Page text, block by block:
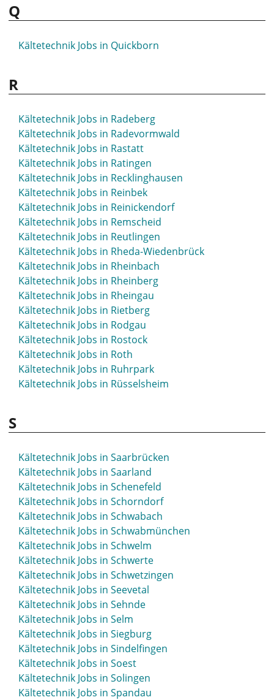
Q
Kältetechnik Jobs in Quickborn
R
Kältetechnik Jobs in Radeberg
Kältetechnik Jobs in Radevormwald
Kältetechnik Jobs in Rastatt
Kältetechnik Jobs in Ratingen
Kältetechnik Jobs in Recklinghausen
Kältetechnik Jobs in Reinbek
Kältetechnik Jobs in Reinickendorf
Kältetechnik Jobs in Remscheid
Kältetechnik Jobs in Reutlingen
Kältetechnik Jobs in Rheda-Wiedenbrück
Kältetechnik Jobs in Rheinbach
Kältetechnik Jobs in Rheinberg
Kältetechnik Jobs in Rheingau
Kältetechnik Jobs in Rietberg
Kältetechnik Jobs in Rodgau
Kältetechnik Jobs in Rostock
Kältetechnik Jobs in Roth
Kältetechnik Jobs in Ruhrpark
Kältetechnik Jobs in Rüsselsheim
S
Kältetechnik Jobs in Saarbrücken
Kältetechnik Jobs in Saarland
Kältetechnik Jobs in Schenefeld
Kältetechnik Jobs in Schorndorf
Kältetechnik Jobs in Schwabach
Kältetechnik Jobs in Schwabmünchen
Kältetechnik Jobs in Schwelm
Kältetechnik Jobs in Schwerte
Kältetechnik Jobs in Schwetzingen
Kältetechnik Jobs in Seevetal
Kältetechnik Jobs in Sehnde
Kältetechnik Jobs in Selm
Kältetechnik Jobs in Siegburg
Kältetechnik Jobs in Sindelfingen
Kältetechnik Jobs in Soest
Kältetechnik Jobs in Solingen
Kältetechnik Jobs in Spandau